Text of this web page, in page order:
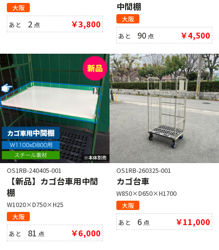
大阪
あと 2 点 ￥3,800
中間棚
大阪
あと 90 点 ￥4,500
OS1RB-240405-001
【新品】カゴ台車用中間
棚
W1020×D750×H25
大阪
あと 81 点 ￥6,000
OS1RB-260325-001
カゴ台車
W850×D650×H1700
大阪
あと 6 点 ￥11,000